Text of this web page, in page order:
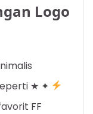
Logo
★ ✦
FF